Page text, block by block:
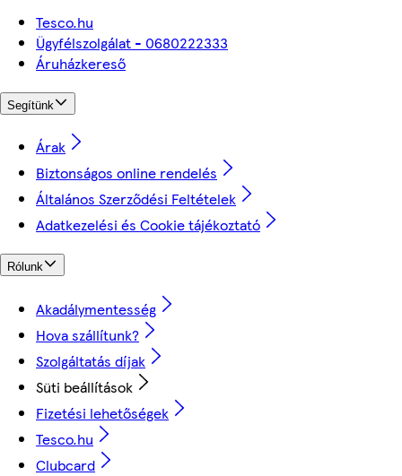
Tesco.hu
Ügyfélszolgálat - 0680222333
Áruházkereső
Segítünk
Árak
Biztonságos online rendelés
Általános Szerződési Feltételek
Adatkezelési és Cookie tájékoztató
Rólunk
Akadálymentesség
Hova szállítunk?
Szolgáltatás díjak
Süti beállítások
Fizetési lehetőségek
Tesco.hu
Clubcard